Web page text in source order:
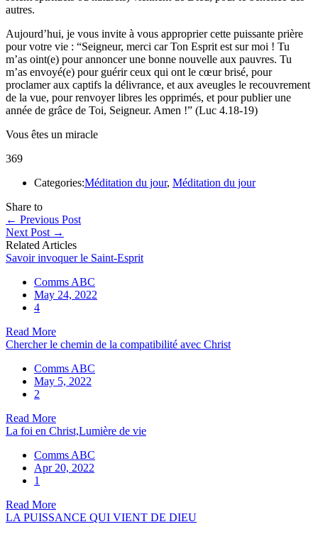
autres.
Aujourd’hui, je vous invite à vous approprier cette puissante prière
pour votre vie : “Seigneur, merci car Ton Esprit est sur moi ! Tu
m’as oint(e) pour annoncer une bonne nouvelle aux pauvres. Tu
m’as envoyé(e) pour guérir ceux qui ont le cœur brisé, pour
proclamer aux captifs la délivrance, et aux aveugles le recouvrement
de la vue, pour renvoyer libres les opprimés, et pour publier une
année de grâce de Toi, Seigneur. Amen !” (Luc 4.18-19)
Vous êtes un miracle
369
Categories:Méditation du jour, Méditation du jour
Share to
← Previous Post
Next Post →
Related Articles
Savoir invoquer le Saint-Esprit
Comms ABC
May 24, 2022
4
Read More
Chercher le chemin de la compatibilité avec Christ
Comms ABC
May 5, 2022
2
Read More
La foi en Christ,Lumière de vie
Comms ABC
Apr 20, 2022
1
Read More
LA PUISSANCE QUI VIENT DE DIEU